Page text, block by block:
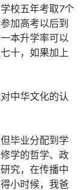
校五年考取7个
加高考以后到
本升学率可以
十，如果加上
中华文化的认
毕业分配到学
学的哲学、政
究，在传播中
小时候，我爸